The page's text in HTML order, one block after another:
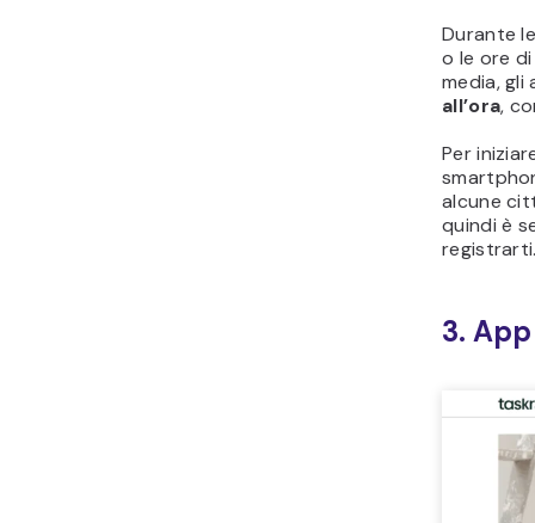
Durante
o le ore
media,
all’ora,
Per
alcune
quindi è
3.